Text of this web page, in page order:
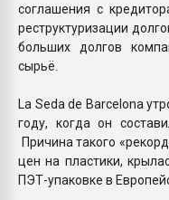
соглашения с
реструктуризации
больших долгов
сырьё.
La Seda de Barcelona
году, когда он
Причина такого
цен на пластики,
ПЭТ-упаковке в